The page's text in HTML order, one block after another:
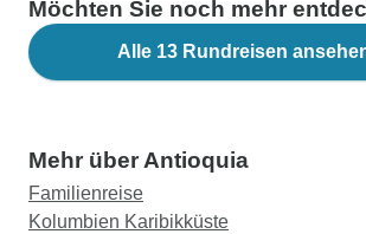
Möchten Sie noch mehr
Alle 13 Rundreisen
Mehr über Antioquia
Familienreise
Kolumbien Karibikküste